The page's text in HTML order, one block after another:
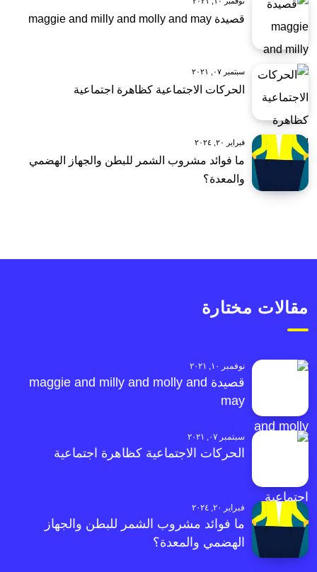
قصيدة maggie and milly and molly and may
سبتمبر ٠٧, ٢٠٢١
الحركات الاجتماعية كظاهرة اجتماعية
فبراير ٢٠, ٢٠٢٤
ما فوائد مشروب الشمر للبطن والجهاز الهضمي
والمعدة؟
مقالات مختارة
نوفمبر ١٠, ٢٠٢١
قصيدة maggie and milly and molly and
may
سبتمبر ٠٧, ٢٠٢١
الحركات الاجتماعية كظاهرة اجتماعية
فبراير ٢٠, ٢٠٢٤
ما فوائد مشروب الشمر للبطن والجهاز
الهضمي والمعدة؟